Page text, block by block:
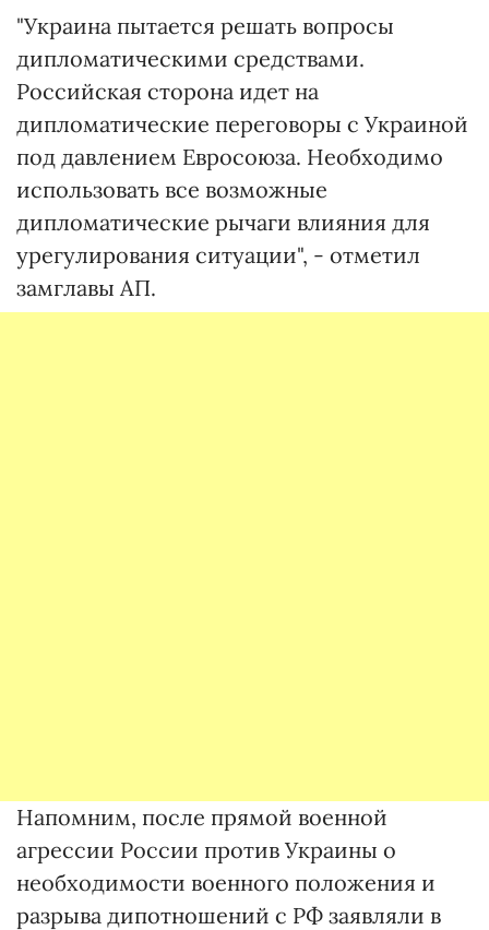
"Украина пытается решать вопросы
дипломатическими средствами.
Российская сторона идет на
дипломатические переговоры с Украиной
под давлением Евросоюза. Необходимо
использовать все возможные
дипломатические рычаги влияния для
урегулирования ситуации", - отметил
замглавы АП.
Напомним, после прямой военной
агрессии России против Украины о
необходимости военного положения и
разрыва дипотношений с РФ заявляли в